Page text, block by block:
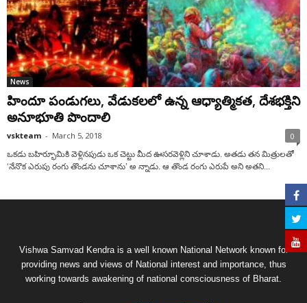
News
హిందూ పండుగలు, వేడుకలలో ఉన్న ఆధ్యాత్మికత, దేశభక్తిని
అనూభూతి పొందాలి
vskteam - March 5, 2018 0
ఒకడు బహిర్భూమికి వెళ్లినపుడు ఒక చెట్టు మీద ఊసరవెళ్లిని చూశాడు. అతడు తన మిత్రులతో
‘నేనొక ఎరుపు రంగు తొండను చూశాను’ అ న్నాడు. ఆ తొండ రంగు ఎరుపే అని అతని...
Vishwa Samvad Kendra is a well known National Network known for
providing news and views of National interest and importance, thus
working towards awakening of national consciousness of Bharat.